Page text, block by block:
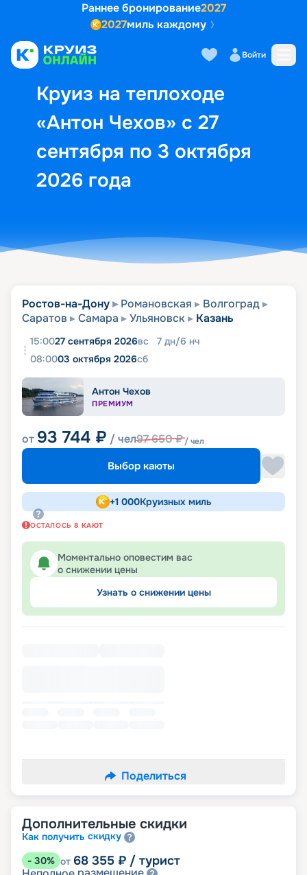
Раннее бронирование2027
2027миль каждому
Войти
Круиз на теплоходе
«Антон Чехов» с 27
сентября по 3 октября
2026 года
Выбор кают Маршрут и
Ростов-на-Дону Романовская
Волгоград
Саратов
Самара Ульяновск Казань
15:0027 сентября 2026вс 7 дн/6 нч
08:0003 октября 2026сб
Антон Чехов
ПРЕМИУМ
от 93 744 ₽ / чел97 650₽/ чел
Выбор каюты
+1 000Круизных миль
ОСТАЛОСЬ 8 КАЮТ
Моментально оповестим вас
о снижении цены
Узнать о снижении цены
Поделиться
Дополнительные скидки
Как получить скидку
- 30% от 68 355 ₽ / турист